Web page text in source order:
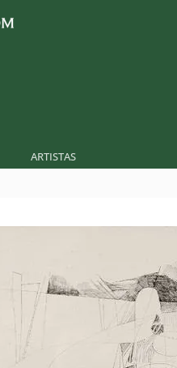
ARTISTAS